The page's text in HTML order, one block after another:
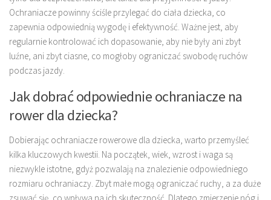
Ochraniacze powinny ściśle przylegać do ciała dziecka, co
zapewnia odpowiednią wygodę i efektywność. Ważne jest, aby
regularnie kontrolować ich dopasowanie, aby nie były ani zbyt
luźne, ani zbyt ciasne, co mogłoby ograniczać swobodę ruchów
podczas jazdy.
Jak dobrać odpowiednie ochraniacze na
rower dla dziecka?
Dobierając ochraniacze rowerowe dla dziecka, warto przemyśleć
kilka kluczowych kwestii. Na początek, wiek, wzrost i waga są
niezwykle istotne, gdyż pozwalają na znalezienie odpowiedniego
rozmiaru ochraniaczy. Zbyt małe mogą ograniczać ruchy, a za duże